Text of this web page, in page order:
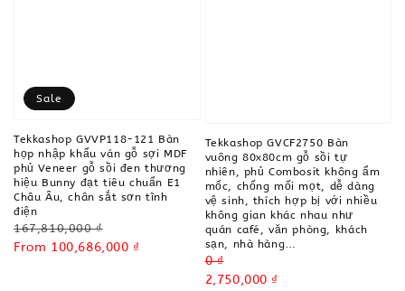
Sale
Tekkashop GVVP118-121 Bàn
họp nhập khẩu ván gỗ sợi MDF
phủ Veneer gỗ sồi đen thương
hiệu Bunny đạt tiêu chuẩn E1
Châu Âu, chân sắt sơn tĩnh
điện
Regular
price
167,810,000 ₫
Sale
From 100,686,000 ₫
Tekkashop GVCF2750 Bàn
vuông 80x80cm gỗ sồi tự
nhiên, phủ Combosit không ẩm
mốc, chống mối mọt, dễ dàng
vệ sinh, thích hợp bị với nhiều
không gian khác nhau như
quán café, văn phòng, khách
sạn, nhà hàng…
Regular
price
0 ₫
Sale
2,750,000 ₫